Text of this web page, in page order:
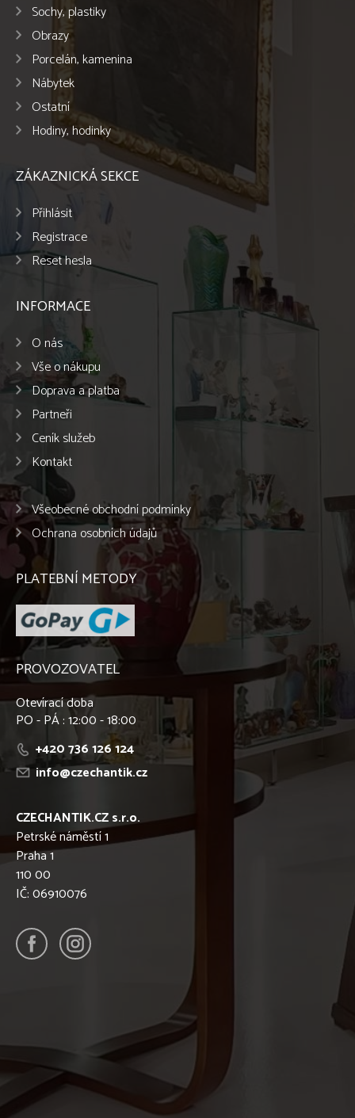
Sochy, plastiky
Obrazy
Porcelán, kamenina
Nábytek
Ostatní
Hodiny, hodinky
ZÁKAZNICKÁ SEKCE
Přihlásit
Registrace
Reset hesla
INFORMACE
O nás
Vše o nákupu
Doprava a platba
Partneři
Ceník služeb
Kontakt
Všeobecné obchodní podmínky
Ochrana osobních údajů
PLATEBNÍ METODY
PROVOZOVATEL
Otevírací doba
PO - PÁ : 12:00 - 18:00
+420 736 126 124
info@czechantik.cz
CZECHANTIK.CZ s.r.o.
Petrské náměstí 1
Praha 1
110 00
IČ: 06910076